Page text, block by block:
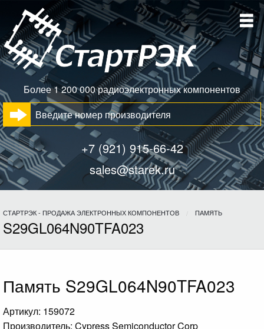
Более 1 200 000 радиоэлектронных компонентов
+7 (921) 915-66-42
sales@starek.ru
СТАРТРЭК - ПРОДАЖА ЭЛЕКТРОННЫХ КОМПОНЕНТОВ ПАМЯТЬ
S29GL064N90TFA023
Память S29GL064N90TFA023
Артикул: 159072
Производитель: Cypress Semiconductor Corp